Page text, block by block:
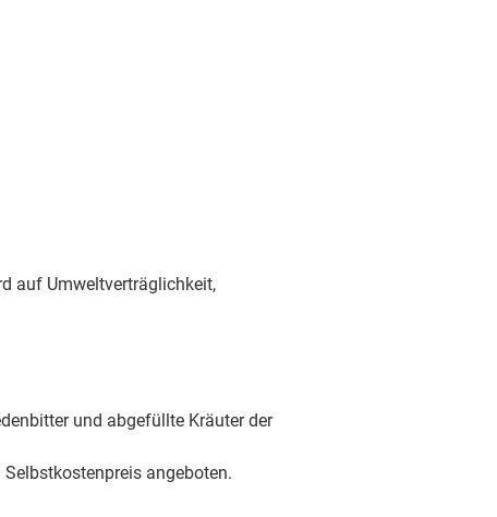
auf Umweltverträglichkeit,
und abgefüllte Kräuter der
angeboten.